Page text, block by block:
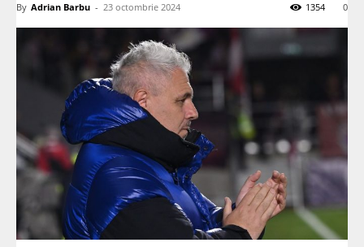
By Adrian Barbu - 23 octombrie 2024 0
1354